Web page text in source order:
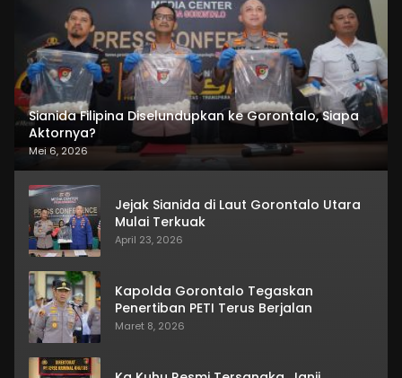
Sianida Filipina Diselundupkan ke Gorontalo, Siapa
Aktornya?
Mei 6, 2026
Jejak Sianida di Laut Gorontalo Utara
Mulai Terkuak
April 23, 2026
Kapolda Gorontalo Tegaskan
Penertiban PETI Terus Berjalan
Maret 8, 2026